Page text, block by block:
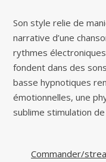
Son style relie de
narrative d’une
rythmes
fondent dans des
basse hypnotiques
émotionnelles, une
sublime stimulation de
Commander/